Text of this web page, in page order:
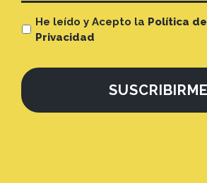
He leído y Acepto la Política de
Privacidad